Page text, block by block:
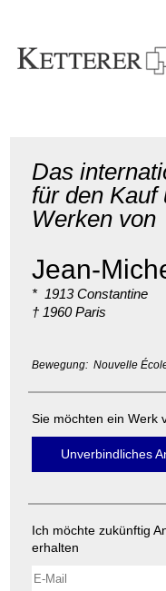
Das
für den Kauf
Werken von
Jean-
* 1913 Constantine
† 1960 Paris
Bewegung: Nouvelle
Sie möchten ein Werk
Unverbindliches
Ich möchte zukünftig
erhalten